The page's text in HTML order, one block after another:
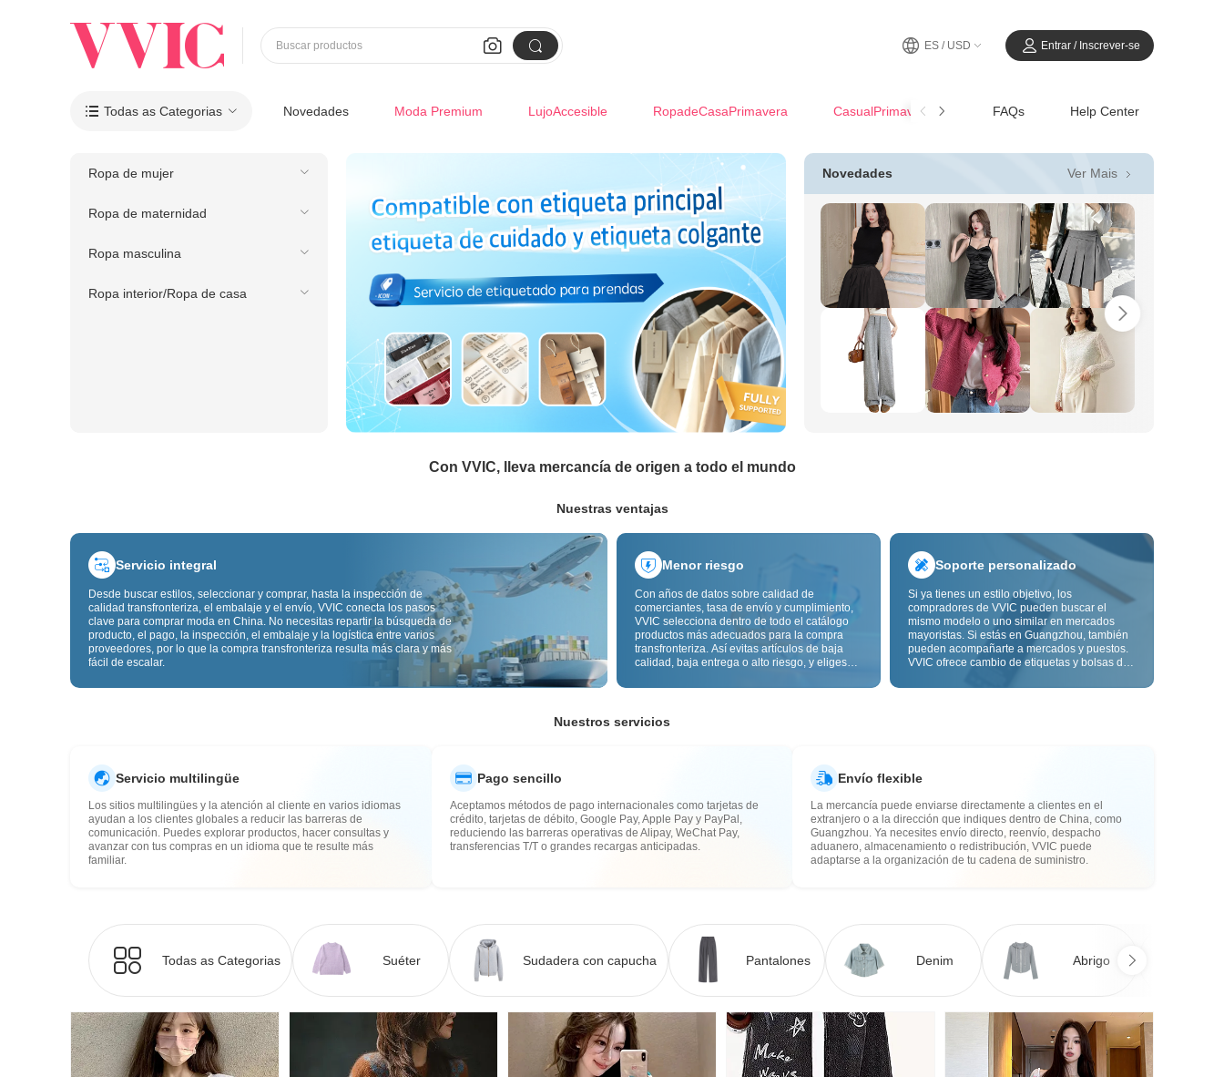
 
Buscar productos ES / USD Entrar / Inscrever-se
 Todas as Categorias Novedades Moda Premium LujoAccesible RopadeCasaPrimavera CasualPrimavera-Verano FAQs Help Center
Ropa de mujer
Ropa de maternidad
Ropa masculina
Ropa interior/Ropa de casa
Novedades Ver Mais 
Con VVIC, lleva mercancía de origen a todo el mundo
Nuestras ventajas
Servicio integral
Desde buscar estilos, seleccionar y comprar, hasta la inspección de
calidad transfronteriza, el embalaje y el envío, VVIC conecta los pasos
clave para comprar moda en China. No necesitas repartir la búsqueda de
producto, el pago, la inspección, el embalaje y la logística entre varios
proveedores, por lo que la compra transfronteriza resulta más clara y más
fácil de escalar.
Menor riesgo
Con años de datos sobre calidad de
comerciantes, tasa de envío y cumplimiento,
VVIC selecciona dentro de todo el catálogo
productos más adecuados para la compra
transfronteriza. Así evitas artículos de baja
calidad, baja entrega o alto riesgo, y eliges
calidad transfronteriza y las etiquetas de
aduana y posventa.
Soporte personalizado
Si ya tienes un estilo objetivo, los
compradores de VVIC pueden buscar el
mismo modelo o uno similar en mercados
mayoristas. Si estás en Guangzhou, también
pueden acompañarte a mercados y puestos.
VVIC ofrece cambio de etiquetas y bolsas de
imagen o muestra, para que tu compra sea
Nuestros servicios
Servicio multilingüe
Los sitios multilingües y la atención al cliente en varios idiomas
ayudan a los clientes globales a reducir las barreras de
comunicación. Puedes explorar productos, hacer consultas y
avanzar con tus compras en un idioma que te resulte más
familiar.
Pago sencillo
Aceptamos métodos de pago internacionales como tarjetas de
crédito, tarjetas de débito, Google Pay, Apple Pay y PayPal,
reduciendo las barreras operativas de Alipay, WeChat Pay,
transferencias T/T o grandes recargas anticipadas.
Envío flexible
La mercancía puede enviarse directamente a clientes en el
extranjero o a la dirección que indiques dentro de China, como
Guangzhou. Ya necesites envío directo, reenvío, despacho
aduanero, almacenamiento o redistribución, VVIC puede
adaptarse a la organización de tu cadena de suministro.
Todas as Categorias Suéter Sudadera con capucha Pantalones Denim Abrigo